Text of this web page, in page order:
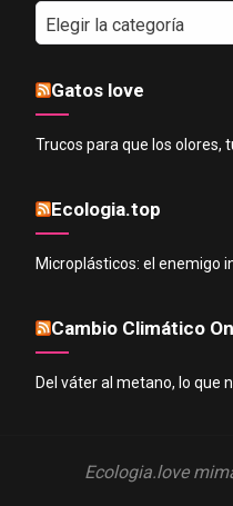
por
Gatos love
Trucos para que los olores,
Ecologia.top
Microplásticos: el enemigo
Cambio Climático
Del váter al metano, lo que
Ecologia.love